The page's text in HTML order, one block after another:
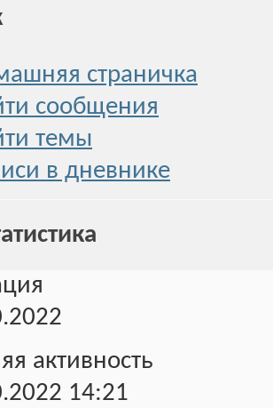
страничка
сообщения
темы
в дневнике
активность
14:21